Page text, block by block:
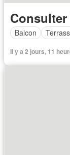
Balcon
Il y a 2 jours, 11